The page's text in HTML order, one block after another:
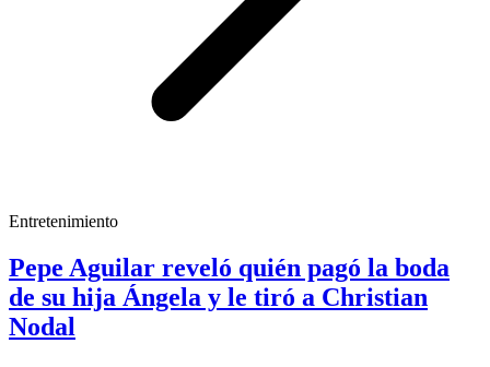
Entretenimiento
Pepe Aguilar reveló quién pagó la boda
de su hija Ángela y le tiró a Christian
Nodal